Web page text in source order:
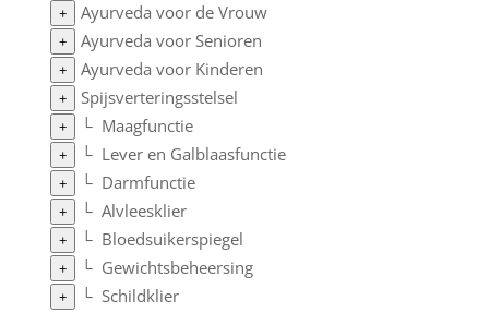
+ Ayurveda voor de Vrouw
+ Ayurveda voor Senioren
+ Ayurveda voor Kinderen
+ Spijsverteringsstelsel
+ └ Maagfunctie
+ └ Lever en Galblaasfunctie
+ └ Darmfunctie
+ └ Alvleesklier
+ └ Bloedsuikerspiegel
+ └ Gewichtsbeheersing
+ └ Schildklier